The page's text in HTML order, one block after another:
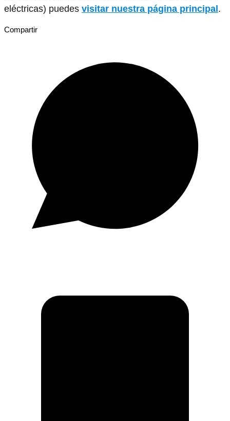
eléctricas) puedes visitar nuestra página principal.
Compartir